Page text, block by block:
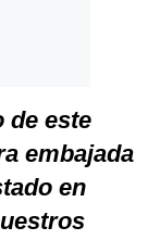
de este
embajada
en